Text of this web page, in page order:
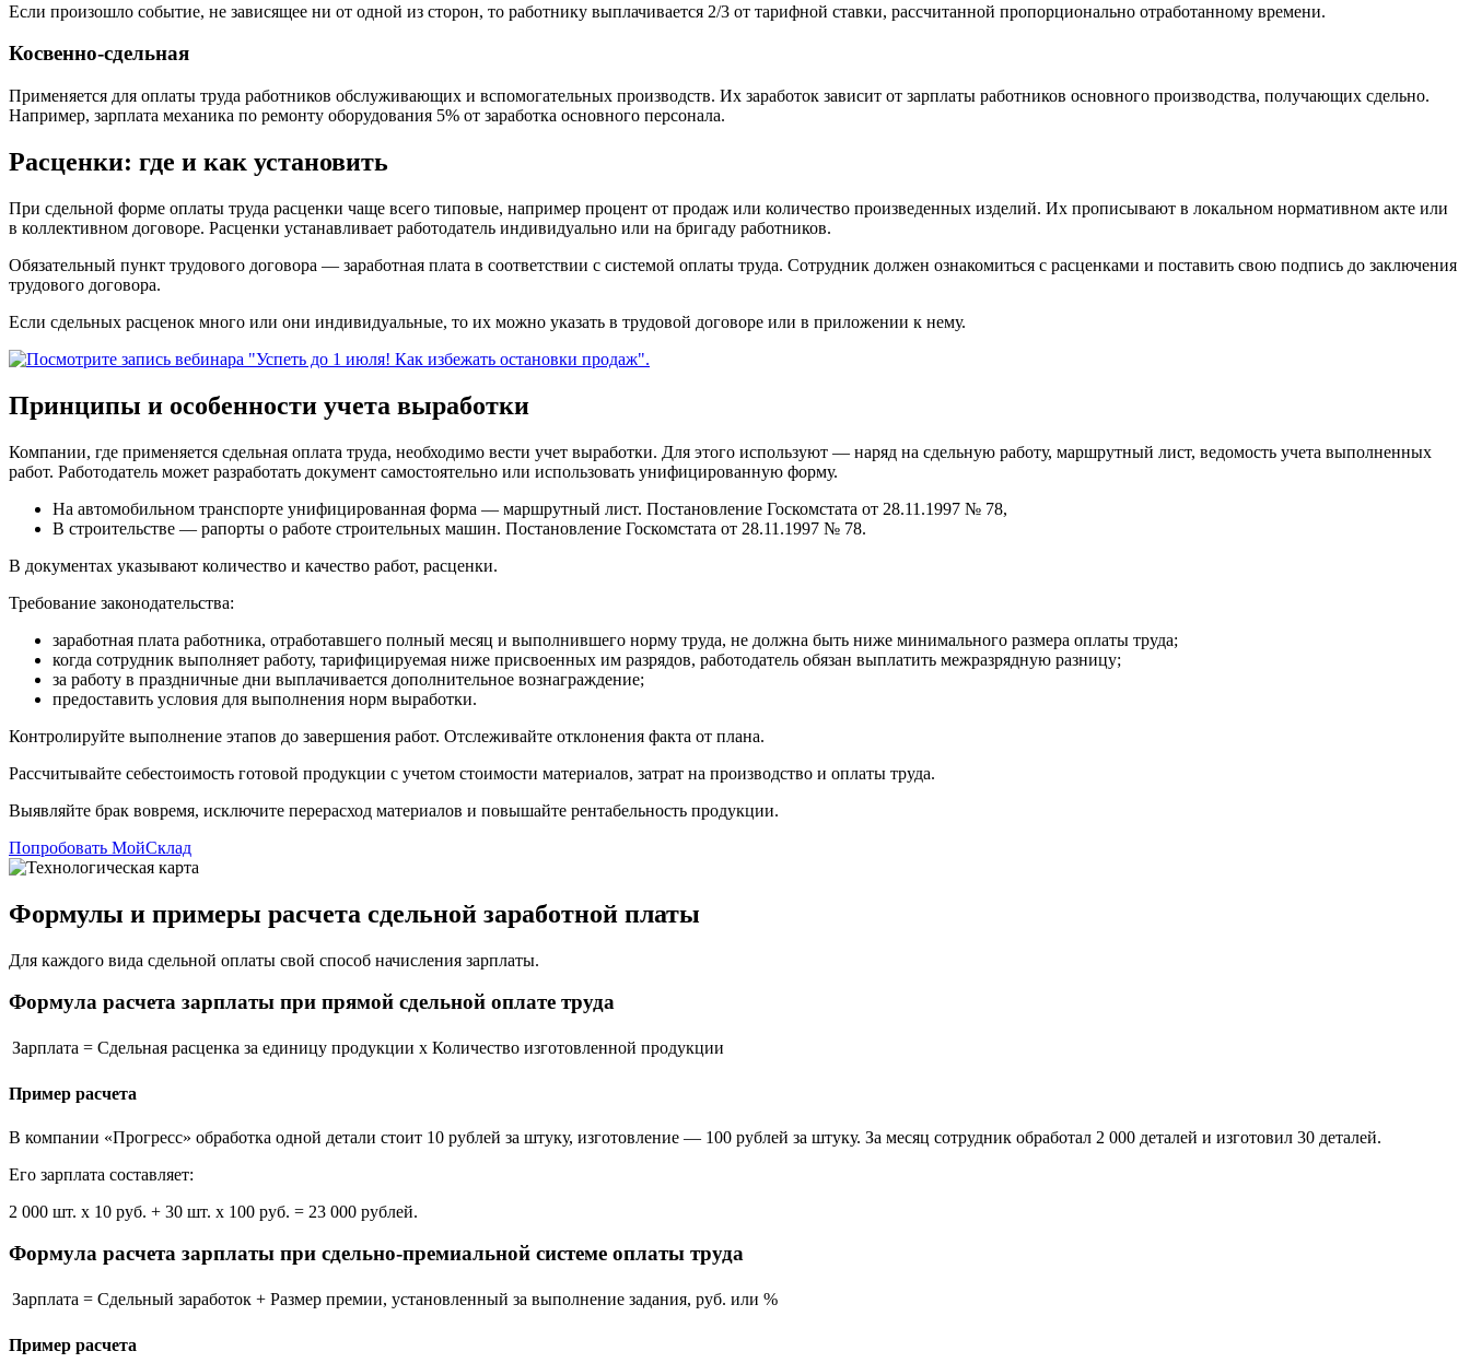
Если произошло событие, не зависящее ни от одной из сторон, то работнику выплачивается 2/3 от тарифной ставки, рассчитанной пропорционально отработанному времени.
Косвенно-сдельная
Применяется для оплаты труда работников обслуживающих и вспомогательных производств. Их заработок зависит от зарплаты работников основного производства, получающих сдельно.
Например, зарплата механика по ремонту оборудования 5% от заработка основного персонала.
Расценки: где и как установить
При сдельной форме оплаты труда расценки чаще всего типовые, например процент от продаж или количество произведенных изделий. Их прописывают в локальном нормативном акте или
в коллективном договоре. Расценки устанавливает работодатель индивидуально или на бригаду работников.
Обязательный пункт трудового договора — заработная плата в соответствии с системой оплаты труда. Сотрудник должен ознакомиться с расценками и поставить свою подпись до заключения
трудового договора.
Если сдельных расценок много или они индивидуальные, то их можно указать в трудовой договоре или в приложении к нему.
Принципы и особенности учета выработки
Компании, где применяется сдельная оплата труда, необходимо вести учет выработки. Для этого используют — наряд на сдельную работу, маршрутный лист, ведомость учета выполненных
работ. Работодатель может разработать документ самостоятельно или использовать унифицированную форму.
На автомобильном транспорте унифицированная форма — маршрутный лист. Постановление Госкомстата от 28.11.1997 № 78,
В строительстве — рапорты о работе строительных машин. Постановление Госкомстата от 28.11.1997 № 78.
В документах указывают количество и качество работ, расценки.
Требование законодательства:
заработная плата работника, отработавшего полный месяц и выполнившего норму труда, не должна быть ниже минимального размера оплаты труда;
когда сотрудник выполняет работу, тарифицируемая ниже присвоенных им разрядов, работодатель обязан выплатить межразрядную разницу;
за работу в праздничные дни выплачивается дополнительное вознаграждение;
предоставить условия для выполнения норм выработки.
Контролируйте выполнение этапов до завершения работ. Отслеживайте отклонения факта от плана.
Рассчитывайте себестоимость готовой продукции с учетом стоимости материалов, затрат на производство и оплаты труда.
Выявляйте брак вовремя, исключите перерасход материалов и повышайте рентабельность продукции.
Попробовать МойСклад
Формулы и примеры расчета сдельной заработной платы
Для каждого вида сдельной оплаты свой способ начисления зарплаты.
Формула расчета зарплаты при прямой сдельной оплате труда
Зарплата = Сдельная расценка за единицу продукции х Количество изготовленной продукции
Пример расчета
В компании «Прогресс» обработка одной детали стоит 10 рублей за штуку, изготовление — 100 рублей за штуку. За месяц сотрудник обработал 2 000 деталей и изготовил 30 деталей.
Его зарплата составляет:
2 000 шт. х 10 руб. + 30 шт. х 100 руб. = 23 000 рублей.
Формула расчета зарплаты при сдельно‑премиальной системе оплаты труда
Зарплата = Сдельный заработок + Размер премии, установленный за выполнение задания, руб. или %
Пример расчета